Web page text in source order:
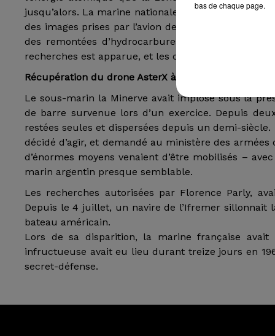
jusqu’alors. La marine nationale a repris tous les
des images prises par l’avion de patrouille
des remontées d’hydrocarbures visibles à
recherches est apparue, et les calculs se sont avérés
Récupération du drone AsterX à bord de l'Antea
Le sous-marin la Minerve avait implosé sous la
de barre survenue lors d’un exercice. Depuis
restées seules et dispersées depuis un demi-
décidé d’agir, et demandé au ministère des
d’énormes moyens venaient d’être mobilisés –
marin argentin presque semblable.
Les recherches autorisées par Florence Parly,
Depuis le 4 juillet, un navire de l’Ifremer sillonnait
bateau américain.
Lors de sa disparition, la marine française
infructueuse avait eu lieu durant treize jours en
secret-défense.
bas de chaque page.